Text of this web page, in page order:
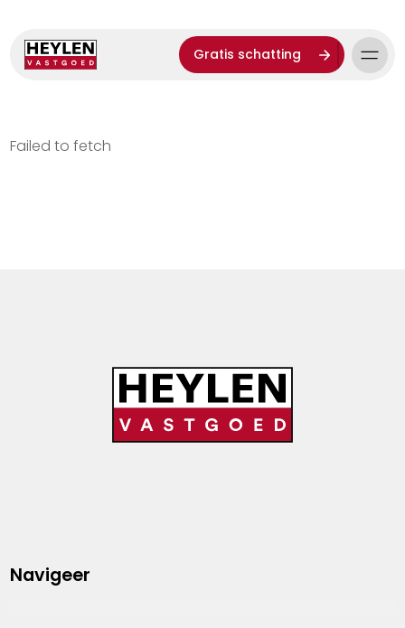
Gratis schatting
Failed to fetch
Navigeer